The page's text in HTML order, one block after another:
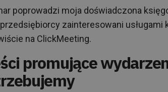
poprowadzi moja doświadczona
zainteresowani
na ClickMeeting.
promujące